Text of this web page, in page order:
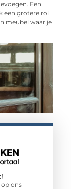
Een
een grotere rol
meubel waar je
op ons